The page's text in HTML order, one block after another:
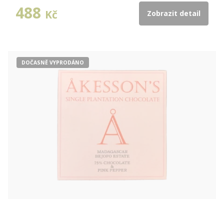
488 Kč Zobrazit detail
DOČASNĚ VYPRODÁNO